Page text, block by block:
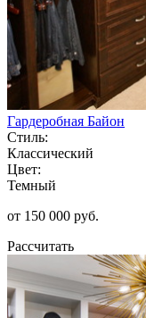
Гардеробная Байон
Стиль:
Классический
Цвет:
Темный
от 150 000 руб.
Рассчитать